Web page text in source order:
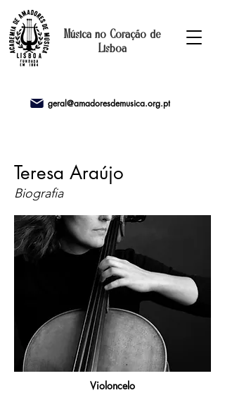
Música no Coração de
Lisboa
geral@amadoresdemusica.org.pt
Teresa Araújo
Biografia
Violoncelo